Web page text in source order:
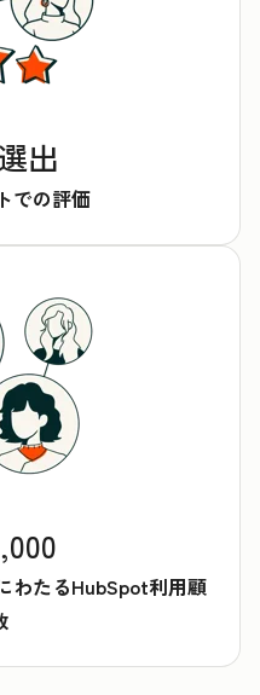
出
での評価
わたるHubSpot利用顧